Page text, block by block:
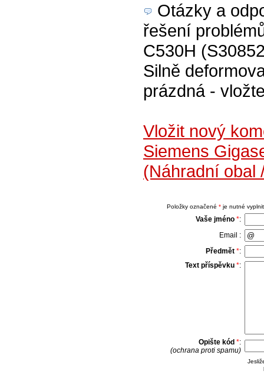
Otázky a
řešení
C530H
Silně
prázdná -
Vložit nový
Siemens
(Náhradní obal
Položky označené *je nutné
Vaše jméno *:
Email :
Předmět *:
Text příspěvku *:
Opište kód *:
(ochrana proti spamu)